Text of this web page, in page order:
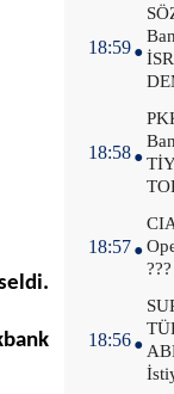
18:59.
18:58.
18:57.
18:56.